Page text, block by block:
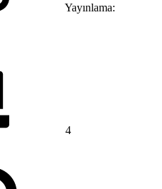
Yayınlama:
4